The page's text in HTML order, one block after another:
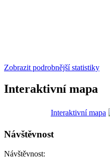
Zobrazit podrobnější statistiky
Interaktivní mapa
Interaktivní mapa
Návštěvnost
Návštěvnost: